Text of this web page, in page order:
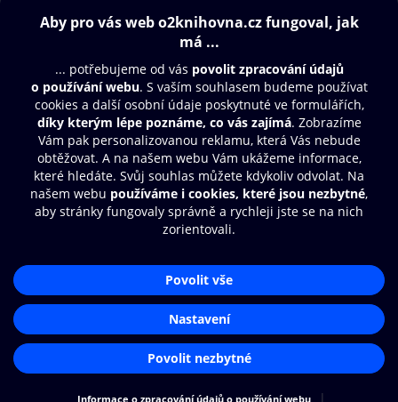
Obsah ke stažení
Moje O2 Knihovna
Další zábava
© O2 Czech Republic a.s.
Přístupnost
Zásady zpracování osobních údajů
Nastavení cookies
Aplikace O2 Knihovna
Čti a poslouchej své e-knihy a
audioknihy rychleji a pohodlněji.